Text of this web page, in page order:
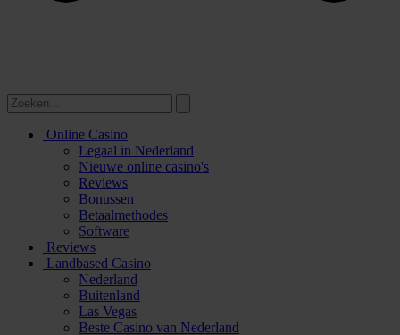
Online Casino
Legaal in Nederland
Nieuwe online casino's
Reviews
Bonussen
Betaalmethodes
Software
Reviews
Landbased Casino
Nederland
Buitenland
Las Vegas
Beste Casino van Nederland